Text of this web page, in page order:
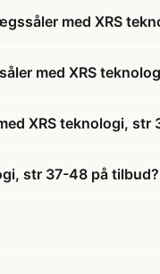
med XRS
med XRS
XRS teknologi, str
str 37-48 på tilbud?